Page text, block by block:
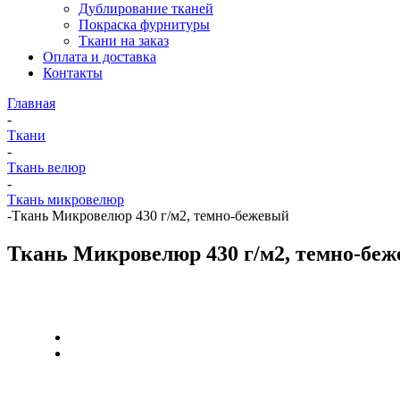
Дублирование тканей
Покраска фурнитуры
Ткани на заказ
Оплата и доставка
Контакты
Главная
-
Ткани
-
Ткань велюр
-
Ткань микровелюр
-Ткань Микровелюр 430 г/м2, темно-бежевый
Ткань Микровелюр 430 г/м2, темно-